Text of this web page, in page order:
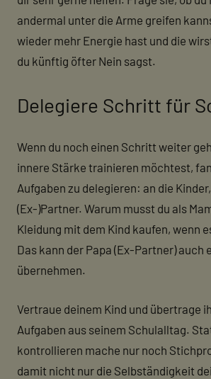
andermal unter die Arme greifen
wieder mehr Energie hast und die
du künftig öfter Nein sagst.
Delegiere Schritt für
Wenn du noch einen Schritt weiter
innere Stärke trainieren möchtest,
Aufgaben zu delegieren: an die
(Ex-)Partner. Warum musst du als
Kleidung mit dem Kind kaufen, wenn
Das kann der Papa (Ex-Partner) auch
übernehmen.
Vertraue deinem Kind und übertrage
Aufgaben aus seinem Schulalltag.
kontrollieren mache nur noch
damit nicht nur die Selbständigkeit